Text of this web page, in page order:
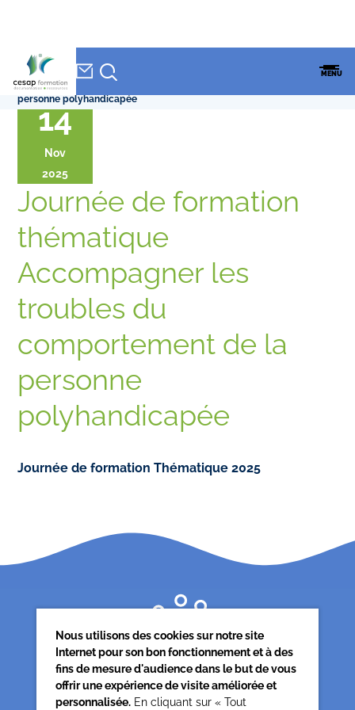
FORMATION
MENU
Accueil»
thématique Accompagner les troubles du comportement de la
personne polyhandicapée
14
Nov
2025
Journée de formation
thématique
Accompagner les
troubles du
comportement de la
personne
polyhandicapée
Journée de formation Thématique 2025
Nous utilisons des cookies sur notre site
Internet pour son bon fonctionnement et à des
fins de mesure d'audience dans le but de vous
offrir une expérience de visite améliorée et
personnalisée. En cliquant sur « Tout